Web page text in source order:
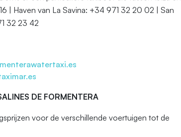
| Haven van La Savina: +34 971 32 20 02 | San
32 23 42
DE FORMENTERA
voor de verschillende voertuigen tot de